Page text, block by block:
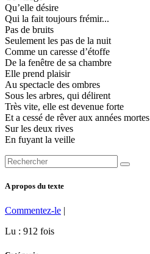
Qu’elle désire
Qui la fait toujours frémir...
Pas de bruits
Seulement les pas de la nuit
Comme un caresse d’étoffe
De la fenêtre de sa chambre
Elle prend plaisir
Au spectacle des ombres
Sous les arbres, qui délirent
Très vite, elle est devenue forte
Et a cessé de rêver aux années mortes
Sur les deux rives
En fuyant la veille
A propos du texte
Commentez-le |
Lu : 912 fois